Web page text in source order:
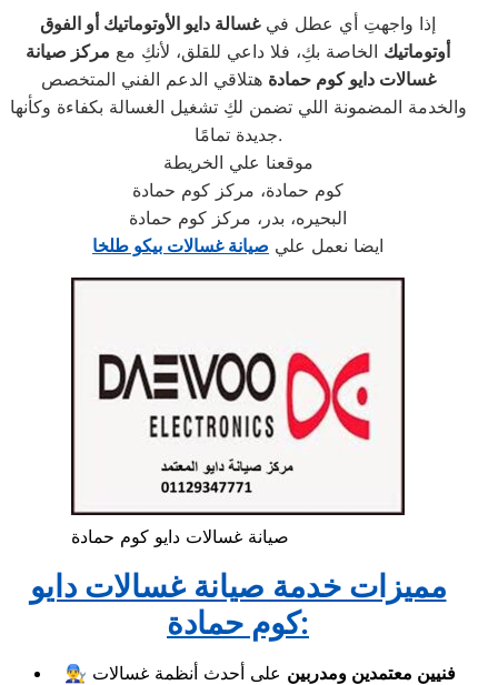
إذا واجهتِ أي عطل فيغسالة دايو الأوتوماتيك أو الفوق
أوتوماتيك الخاصة بكِ، فلا داعي للقلق، لأنكِ مع مركز صيانة
غسالات دايو كوم حمادة هتلاقي الدعم الفني المتخصص
والخدمة المضمونة اللي تضمن لكِ تشغيل الغسالة بكفاءة وكأنها
جديدة تمامًا.
موقعنا علي الخريطة
كوم حمادة، مركز كوم حمادة
البحيره، بدر، مركز كوم حمادة
ايضا نعمل علي صيانة غسالات بيكو طلخا
صيانة غسالات دايو كوم حمادة
مميزات خدمة صيانة غسالات دايو
كوم حمادة:
👨‍🔧 فنيين معتمدين ومدربين على أحدث أنظمة غسالات